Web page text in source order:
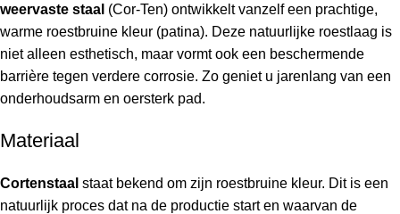
weervaste staal (Cor-Ten) ontwikkelt vanzelf een prachtige,
warme roestbruine kleur (patina). Deze natuurlijke roestlaag is
niet alleen esthetisch, maar vormt ook een beschermende
barrière tegen verdere corrosie. Zo geniet u jarenlang van een
onderhoudsarm en oersterk pad.
Materiaal
Cortenstaal staat bekend om zijn roestbruine kleur. Dit is een
natuurlijk proces dat na de productie start en waarvan de